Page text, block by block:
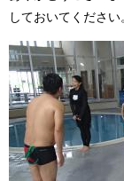
しておいてください